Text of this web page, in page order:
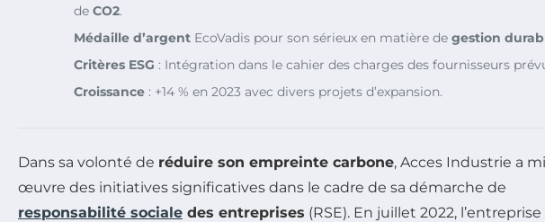
de CO2.
Médaille d’argent EcoVadis pour son sérieux en matière de gestion
Critères ESG : Intégration dans le cahier des charges des fournisseurs
Croissance : +14 % en 2023 avec divers projets d’expansion.
Dans sa volonté de réduire son empreinte carbone, Acces Industrie a
œuvre des initiatives significatives dans le cadre de sa démarche de
responsabilité sociale des entreprises (RSE). En juillet 2022, l’entreprise